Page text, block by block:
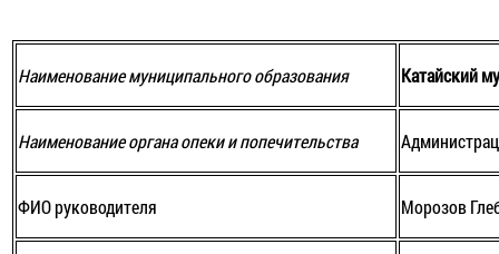
Наименование муниципального образования Катайский
Наименование органа опеки и попечительства
ФИО руководителя Морозов